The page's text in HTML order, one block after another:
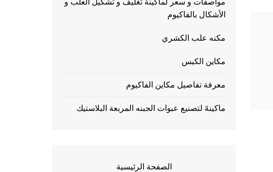
مواصفات و سعر لماكينة تغليف و تشكيل العلب و
الأشكال بالفاكيوم
مكنه علب الكشري
مكاين الكبس
معرفة تفاصيل مكاين الفاكيوم
ماكينهً لتصنيع عبوات الجبنه المربعة البلاستيك
الصفحة الرئيسية